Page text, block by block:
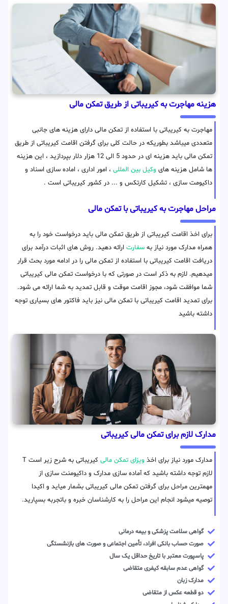
هزینه مهاجرت به کیریباتی از طریق تمکن مالی
مهاجرت به کیریباتی با استفاده از تمکن مالی دارای هزینه های جانبی
متعددی میباشد بطوریکه در حالت کلی برای گرفتن اقامت کیریباتی از طریق
تمکن مالی باید هزینه ای در حدود 5 الی 12 هزار دلار بپردازید ، این هزینه
ها شامل هزینه های وکیل بین المللی ، امور اداری ، اماده سازی اسناد و
داکیومت سازی ، تشکیل کارتکس و ... در کشور کیریباتی است .
مراحل مهاجرت به کیریباتی با تمکن مالی
برای اخذ اقامت کیریباتی از طریق تمکن مالی باید درخواست خود را به
همراه مدارک مورد نیاز به سفارت ارائه دهید. روش های اثبات درآمد برای
دریافت اقامت کیریباتی با استفاده از تمکن مالی را در ادامه مورد بحث قرار
میدهیم. لازم به ذکر است در صورتی که با درخواست تمکن مالی کیریباتی
شما موافقت شود، مجوز اقامت موقت و قابل تمدید به شما ارائه می شود.
برای تمدید اقامت کیریباتی با تمکن مالی نیز باید فاکتور های بسیاری توجه
داشته باشید
مدارک لازم برای تمکن مالی کیریباتی
مدارک مورد نیاز برای اخذ ویزای تمکن مالی
کیریباتی به شرح زیر است T
لازم توجه داشته باشید که آماده سازی مدارک و داکیومنت سازی از
مهمترین مراحل برای گرفتن تمکن مالی کیریباتی بشمار میاید و اکیدا
توصیه میشود انجام این مراحل را به کارشناسان خبره و باتجربه بسپارید.
گواهی سلامت پزشکی و بیمه درمانی
صورت حساب بانکی افراد، تأمین اجتماعی و صورت های بازنشستگی
پاسپورت معتبر با تاریخ حداقل یک سال
گواهی عدم سابقه کیفری متقاضی
مدارک زبان
دو قطعه عکس از متقاضی